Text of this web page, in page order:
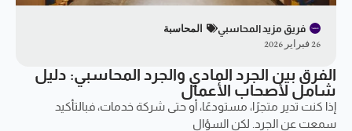
فريق مزيد المحاسبي
المحاسبة
26 فبراير 2026
الفرق بين الجرد المادي والجرد المحاسبي: دليل
شامل لأصحاب الأعمال
إذا كنت تدير متجرًا، مستودعًا، أو حتى شركة خدمات، فبالتأكيد
سمعت عن الجرد. لكن السؤال